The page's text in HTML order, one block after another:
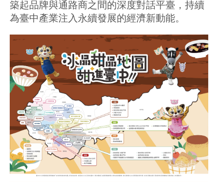
築起品牌與通路商之間的深度對話平臺，持續
為臺中產業注入永續發展的經濟新動能。